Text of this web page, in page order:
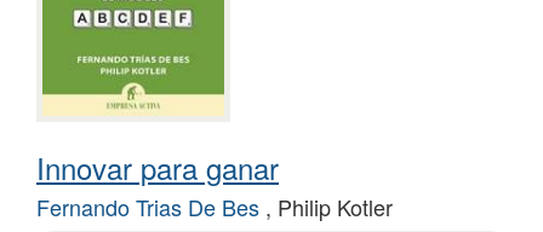
Innovar para ganar
Fernando Trias De Bes , Philip Kotler